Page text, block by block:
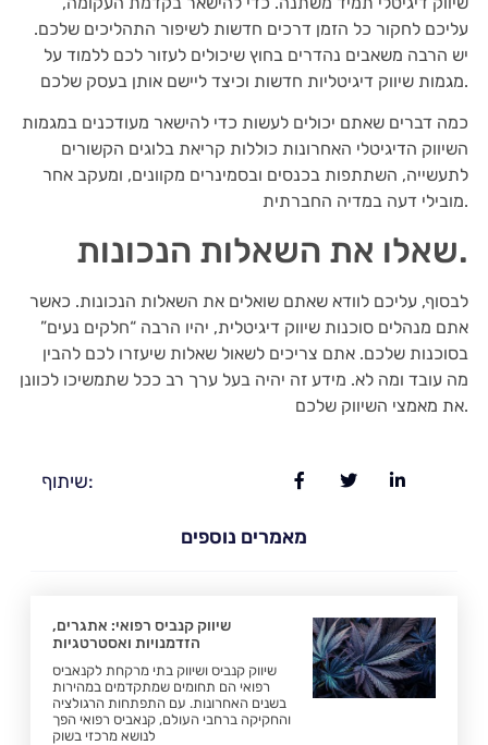
עליכם לחקור כל הזמן דרכים חדשות לשיפור התהליכים שלכם.
יש הרבה משאבים נהדרים בחוץ שיכולים לעזור לכם ללמוד על
מגמות שיווק דיגיטליות חדשות וכיצד ליישם אותן בעסק שלכם.
כמה דברים שאתם יכולים לעשות כדי להישאר מעודכנים במגמות
השיווק הדיגיטלי האחרונות כוללות קריאת בלוגים הקשורים
לתעשייה, השתתפות בכנסים ובסמינרים מקוונים, ומעקב אחר
מובילי דעה במדיה החברתית.
שאלו את השאלות הנכונות.
לבסוף, עליכם לוודא שאתם שואלים את השאלות הנכונות. כאשר
אתם מנהלים סוכנות שיווק דיגיטלית, יהיו הרבה “חלקים נעים”
בסוכנות שלכם. אתם צריכים לשאול שאלות שיעזרו לכם להבין
מה עובד ומה לא. מידע זה יהיה בעל ערך רב ככל שתמשיכו לכוונן
את מאמצי השיווק שלכם.
שיתוף:
מאמרים נוספים
שיווק קנביס רפואי: אתגרים,
הזדמנויות ואסטרטגיות
שיווק קנביס ושיווק בתי מרקחת לקנאביס
רפואי הם תחומים שמתקדמים במהירות
בשנים האחרונות. עם התפתחות הרגולציה
והחקיקה ברחבי העולם, קנאביס רפואי הפך
לנושא מרכזי בשוק